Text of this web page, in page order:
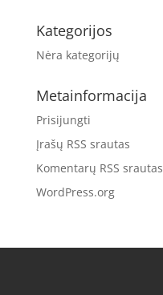
Kategorijos
Nėra kategorijų
Metainformacija
Prisijungti
Įrašų RSS srautas
Komentarų RSS srautas
WordPress.org